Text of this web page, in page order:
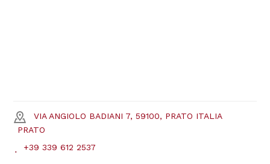
VIA ANGIOLO BADIANI 7, 59100, PRATO ITALIA
PRATO
+39 339 612 2537